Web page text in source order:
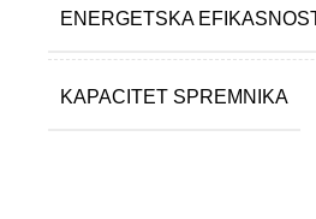
ENERGETSKA
KAPACITET SPREMNIKA